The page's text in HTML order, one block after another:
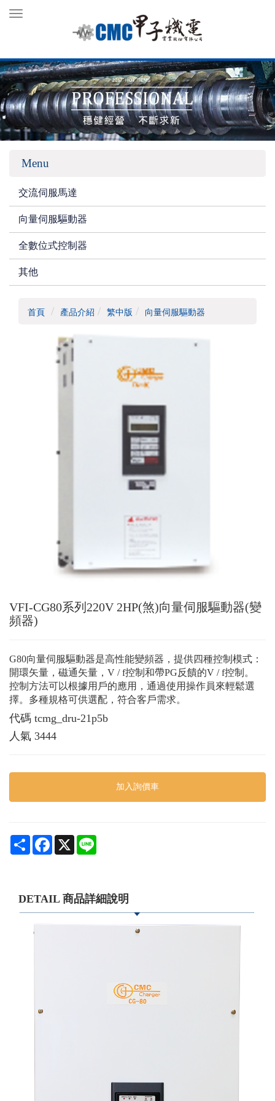
Toggle
Menu
交流伺服馬達
向量伺服驅動器
全數位式控制器
其他
首頁 產品介紹 繁中版 向量伺服驅動器
VFI-CG80系列220V 2HP(煞)向量伺服驅動器(變
頻器)
G80向量伺服驅動器是高性能變頻器，提供四種控制模式：
開環矢量，磁通矢量，V / f控制和帶PG反饋的V / f控制。
控制方法可以根據用戶的應用，通過使用操作員來輕鬆選
擇。多種規格可供選配，符合客戶需求。
代碼 tcmg_dru-21p5b
人氣 3444
加入詢價車
Share Facebook
X
DETAIL 商品詳細說明